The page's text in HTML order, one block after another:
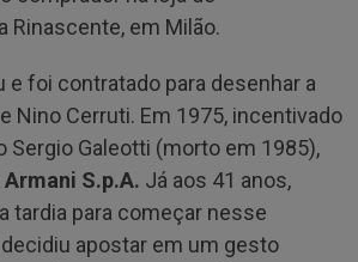
Rinascente, em Milão.
e foi contratado para desenhar a
Nino Cerruti. Em 1975, incentivado
Sergio Galeotti (morto em 1985),
S.p.A. Já aos 41 anos,
tardia para começar nesse
apostar em um gesto